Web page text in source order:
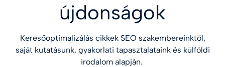
újdonságok
Keresőoptimalizálás cikkek SEO szakembereinktől,
saját kutatásunk, gyakorlati tapasztalataink és külföldi
irodalom alapján.